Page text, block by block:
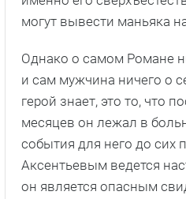
могут вывести маньяка
Однако о самом Романе
и сам мужчина ничего о
герой знает, это то, что
месяцев он лежал в
события для него до сих
Аксентьевым ведется
он является опасным